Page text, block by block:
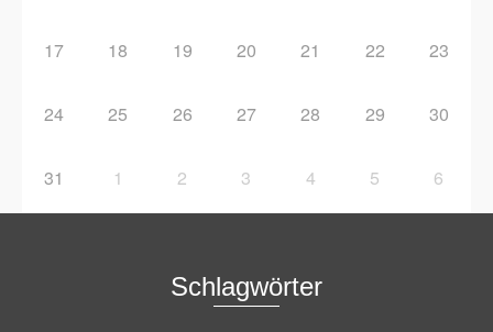
17 18 19 20 21 22 23
24 25 26 27 28 29 30
31 1 2 3 4 5 6
Schlagwörter